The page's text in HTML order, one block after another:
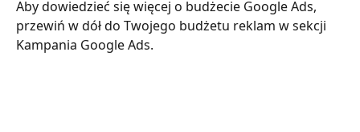
Aby dowiedzieć się więcej o budżecie Google Ads,
przewiń w dół do Twojego budżetu reklam w sekcji
Kampania Google Ads.